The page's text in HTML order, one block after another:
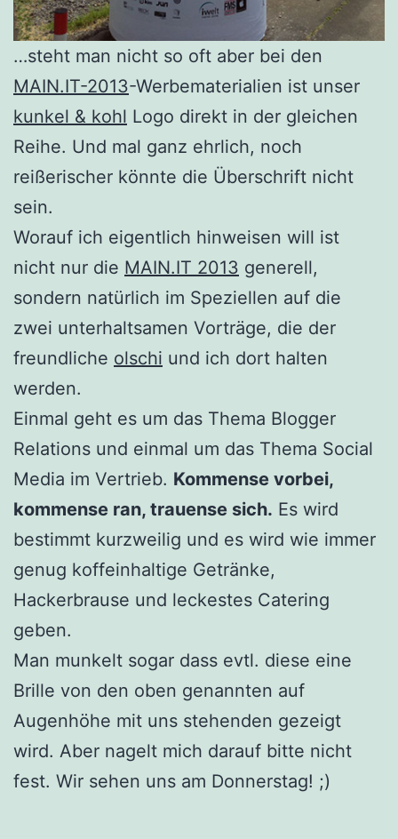
…steht man nicht so oft aber bei den
MAIN.IT-2013-Werbematerialien ist unser
kunkel & kohl Logo direkt in der gleichen
Reihe. Und mal ganz ehrlich, noch
reißerischer könnte die Überschrift nicht
sein.
Worauf ich eigentlich hinweisen will ist
nicht nur die MAIN.IT 2013 generell,
sondern natürlich im Speziellen auf die
zwei unterhaltsamen Vorträge, die der
freundliche olschi und ich dort halten
werden.
Einmal geht es um das Thema Blogger
Relations und einmal um das Thema Social
Media im Vertrieb. Kommense vorbei,
kommense ran, trauense sich. Es wird
bestimmt kurzweilig und es wird wie immer
genug koffeinhaltige Getränke,
Hackerbrause und leckestes Catering
geben.
Man munkelt sogar dass evtl. diese eine
Brille von den oben genannten auf
Augenhöhe mit uns stehenden gezeigt
wird. Aber nagelt mich darauf bitte nicht
fest. Wir sehen uns am Donnerstag! ;)